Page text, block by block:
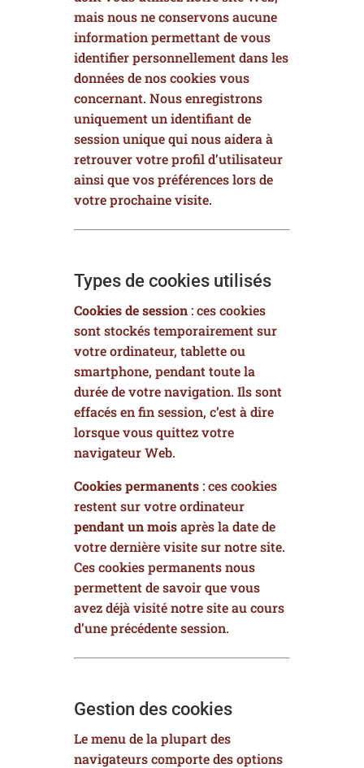
mais nous ne conservons aucune
information permettant de vous
identifier personnellement dans les
données de nos cookies vous
concernant. Nous enregistrons
uniquement un identifiant de
session unique qui nous aidera à
retrouver votre profil d’utilisateur
ainsi que vos préférences lors de
votre prochaine visite.
Types de cookies utilisés
Cookies de session: ces cookies
sont stockés temporairement sur
votre ordinateur, tablette ou
smartphone, pendant toute la
durée de votre navigation. Ils sont
effacés en fin session, c’est à dire
lorsque vous quittez votre
navigateur Web.
Cookies permanents: ces cookies
restent sur votre ordinateur
pendant un moisaprès la date de
votre dernière visite sur notre site.
Ces cookies permanents nous
permettent de savoir que vous
avez déjà visité notre site au cours
d’une précédente session.
Gestion des cookies
Le menu de la plupart des
navigateurs comporte des options